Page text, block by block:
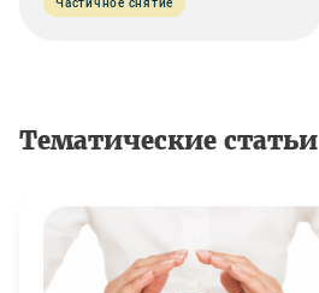
Частичное снятие
Тематические статьи